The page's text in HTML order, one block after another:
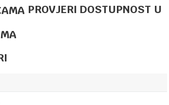
PROVJERI DOSTUPNOST U
OSTALO 31,40